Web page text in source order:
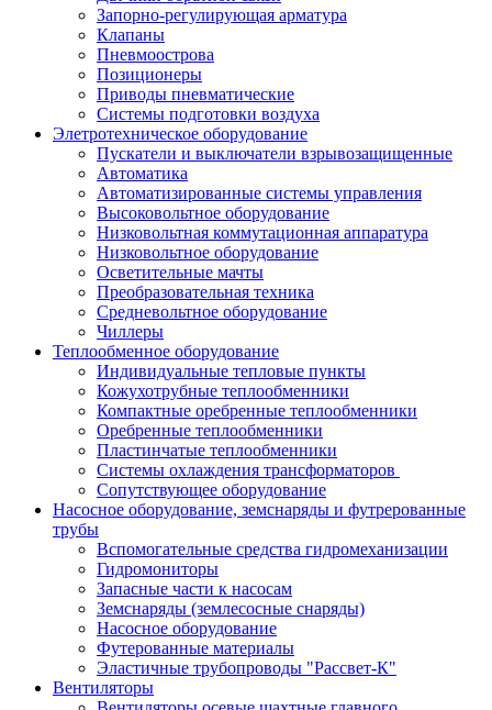
Запорно-регулирующая арматура
Клапаны
Пневмоострова
Позиционеры
Приводы пневматические
Системы подготовки воздуха
Элетротехническое оборудование
Пускатели и выключатели взрывозащищенные
Автоматика
Автоматизированные системы управления
Высоковольтное оборудование
Низковольтная коммутационная аппаратура
Низковольтное оборудование
Осветительные мачты
Преобразовательная техника
Средневольтное оборудование
Чиллеры
Теплообменное оборудование
Индивидуальные тепловые пункты
Кожухотрубные теплообменники
Компактные оребренные теплообменники
Оребренные теплообменники
Пластинчатые теплообменники
Системы охлаждения трансформаторов
Сопутствующее оборудование
Насосное оборудование, земснаряды и футрерованные
трубы
Вспомогательные средства гидромеханизации
Гидромониторы
Запасные части к насосам
Земснаряды (землесосные снаряды)
Насосное оборудование
Футерованные материалы
Эластичные трубопроводы "Рассвет-К"
Вентиляторы